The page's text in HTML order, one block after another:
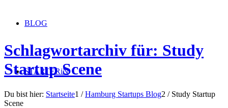
BLOG
STARTERiN
Schlagwortarchiv für: Study
Startup Scene
Du bist hier: Startseite1 / Hamburg Startups Blog2 / Study Startup
Scene